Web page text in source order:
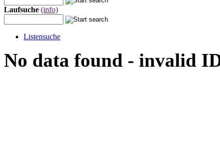
Laufsuche (info)
Listensuche
No data found - invalid